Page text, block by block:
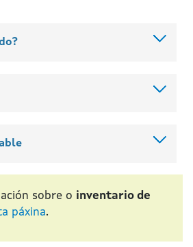
sobre o inventario de
páxina.